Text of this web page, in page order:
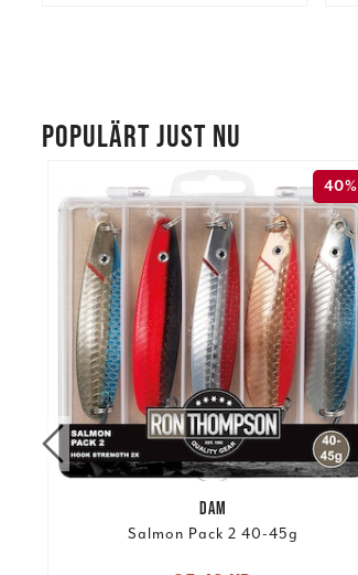
POPULÄRT JUST NU
40%
DAM
Salmon Pack 2 40-45g